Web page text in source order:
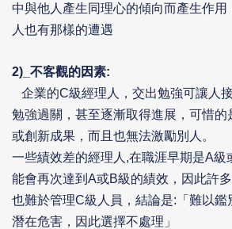
中與他人產生同理心的傾向而產生作用
人也有那樣的遭遇
2)_ 不客觀的因素:
企業的C級經理人，交出勉強可讓人
勉強過關，甚至逐漸取得進展，可惜的
或創新成果，而且也無法激勵別人。
一些績效差的經理人,在職涯早期是A級
能會再次達到A或B級的績效，因此許
也難於管理C級人員，結論是:「難以鑑
潛在危害，因此選擇不處理」